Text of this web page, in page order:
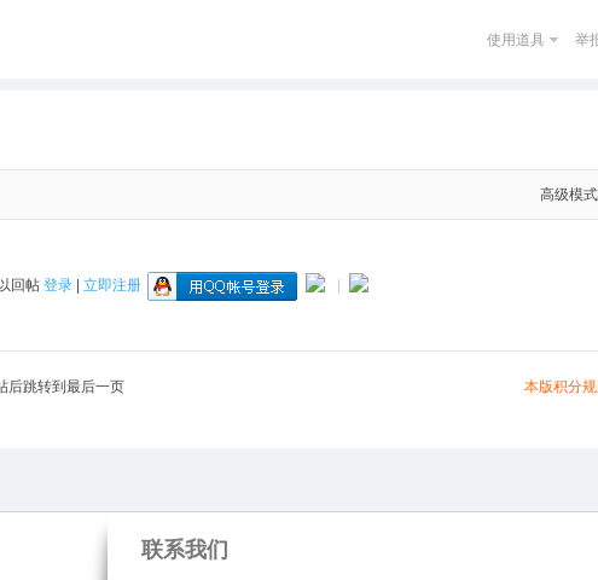
使用道具 举
高级模式
回帖 登录| 立即注册
本版积分
后跳转到最后一页
联系我们